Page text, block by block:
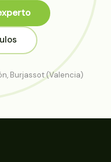
Burjassot (Valencia)